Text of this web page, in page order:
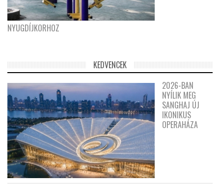
NYUGDÍJKORHOZ
KEDVENCEK
2026-BAN
NYÍLIK MEG
SANGHAJ ÚJ
IKONIKUS
OPERAHÁZA